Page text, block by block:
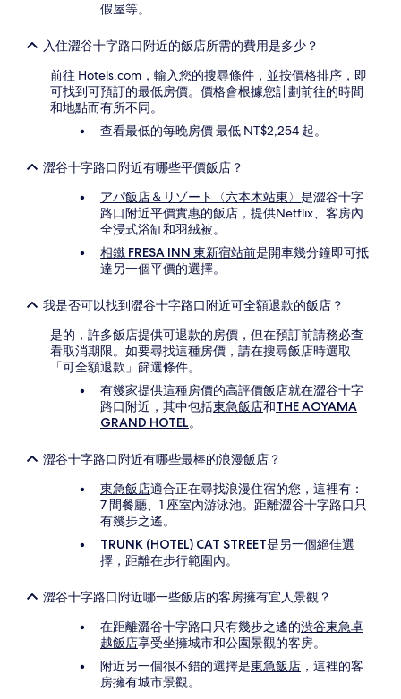
制。
假屋等。
入住澀谷十字路口附近的飯店所需的費用是多少？
前往 Hotels.com，輸入您的搜尋條件，並按價格排序，即
可找到可預訂的最低房價。價格會根據您計劃前往的時間
和地點而有所不同。
查看最低的每晚房價 最低 NT$2,254 起。
澀谷十字路口附近有哪些平價飯店？
アパ飯店＆リゾート〈六本木站東〉 是澀谷十字
路口附近平價實惠的飯店，提供Netflix、客房內
全浸式浴缸和羽絨被。
相鐵 FRESA INN 東新宿站前是開車幾分鐘即可抵
達另一個平價的選擇。
我是否可以找到澀谷十字路口附近可全額退款的飯店？
是的，許多飯店提供可退款的房價，但在預訂前請務必查
看取消期限。如要尋找這種房價，請在搜尋飯店時選取
「可全額退款」篩選條件。
有幾家提供這種房價的高評價飯店就在澀谷十字
路口附近，其中包括東急飯店和THE AOYAMA
GRAND HOTEL。
澀谷十字路口附近有哪些最棒的浪漫飯店？
東急飯店適合正在尋找浪漫住宿的您，這裡有：
7 間餐廳、1 座室內游泳池。距離澀谷十字路口只
有幾步之遙。
TRUNK (HOTEL) CAT STREET是另一個絕佳選
擇，距離在步行範圍內。
澀谷十字路口附近哪一些飯店的客房擁有宜人景觀？
在距離澀谷十字路口只有幾步之遙的渋谷東急卓
越飯店享受坐擁城市和公園景觀的客房。
附近另一個很不錯的選擇是東急飯店 ，這裡的客
房擁有城市景觀。